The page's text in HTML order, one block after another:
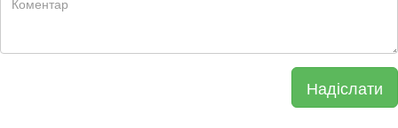
Надіслати